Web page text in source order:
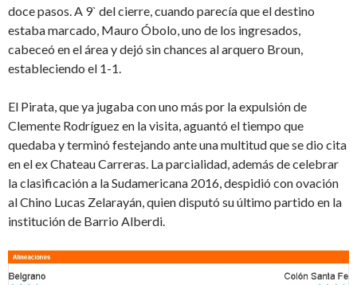
doce pasos. A 9` del cierre, cuando parecía que el destino
estaba marcado, Mauro Óbolo, uno de los ingresados,
cabeceó en el área y dejó sin chances al arquero Broun,
estableciendo el 1-1.
El Pirata, que ya jugaba con uno más por la expulsión de
Clemente Rodríguez en la visita, aguantó el tiempo que
quedaba y terminó festejando ante una multitud que se dio cita
en el ex Chateau Carreras. La parcialidad, además de celebrar
la clasificación a la Sudamericana 2016, despidió con ovación
al Chino Lucas Zelarayán, quien disputó su último partido en la
institución de Barrio Alberdi.